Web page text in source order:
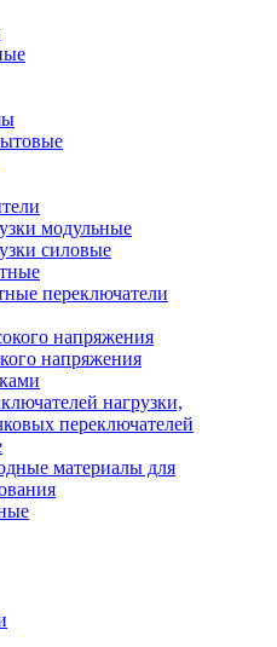
модульные
силовые
переключатели
напряжения
напряжения
нагрузки,
переключателей
материалы для